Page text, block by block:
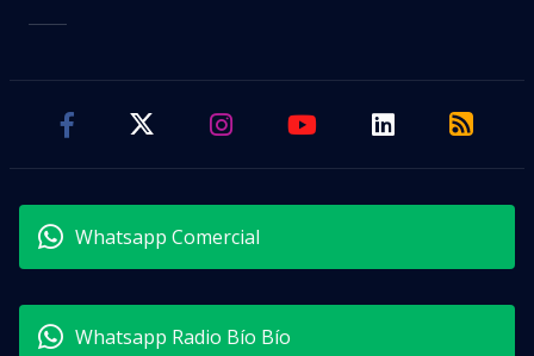
Whatsapp Comercial
Whatsapp Radio Bío Bío